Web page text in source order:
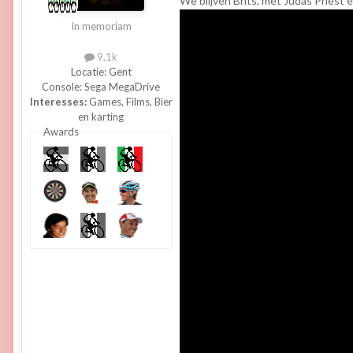
In memoriam
9,1k
Locatie: Gent
Console:Sega MegaDrive
Interesses:Games, Films, Bier
en karting
Awards